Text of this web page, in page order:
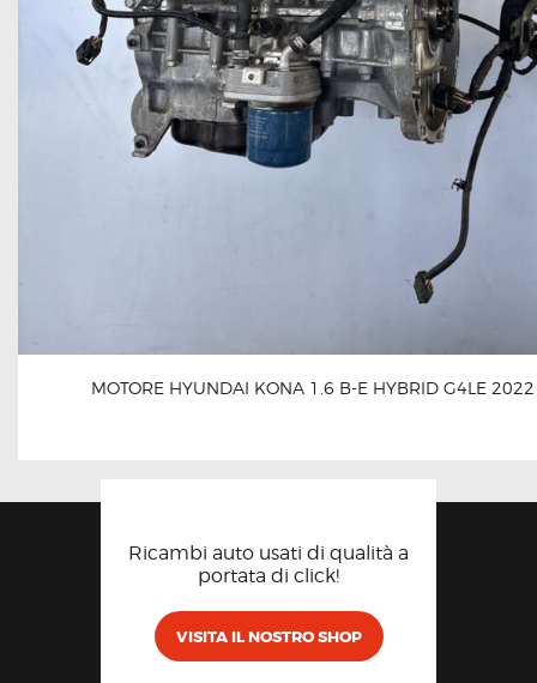
MOTORE HYUNDAI KONA 1.6 B-E HYBRID G4LE
Ricambi auto usati di qualità a
portata di click!
VISITA IL NOSTRO SHOP